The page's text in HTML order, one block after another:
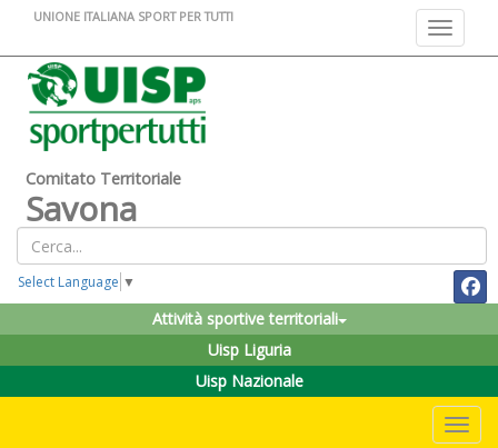
Toggle
UNIONE ITALIANA SPORT PER TUTTI
Comitato Territoriale
Savona
Select Language ▼
Attività sportive territoriali
Uisp Liguria
Uisp Nazionale